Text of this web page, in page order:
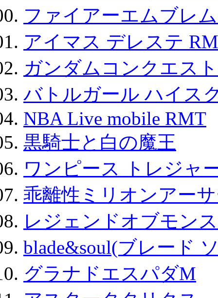
ファイアーエムブレ
アイマス デレステ
ガンダムコンクエスト
バトルガール ハイス
NBA Live mobile RMT
黒騎士と白の魔王
ワンピース トレジャ
乖離性ミリオンアー
レジェンドオブモン
blade&soul(ブレード
グラナドエスパダM